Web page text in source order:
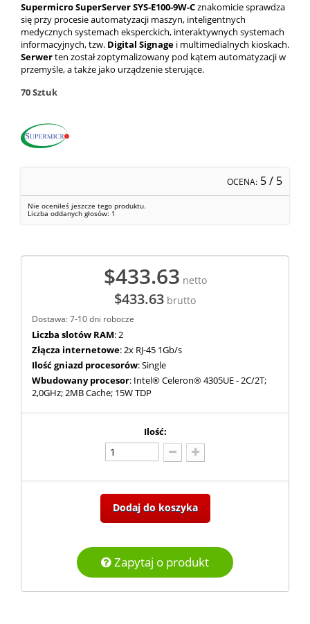
Supermicro SuperServer SYS-E100-9W-Cznakomiciesprawdza
się przy procesie automatyzacji maszyn, inteligentnych
medycznych systemach eksperckich, interaktywnych systemach
informacyjnych, tzw. Digital Signage i multimedialnych kioskach.
Serwerten został zoptymalizowany pod kątem automatyzacji w
przemyśle, a także jako urządzenie sterujące.
70Sztuk
OCENA: 5/ 5
Nie oceniłeś jeszcze tego produktu.
Liczba oddanych głosów: 1
$433.63 netto
$433.63 brutto
Dostawa: 7-10 dni robocze
Liczba slotów RAM: 2
Złącza internetowe: 2x RJ-45 1Gb/s
Ilość gniazd procesorów: Single
Wbudowany procesor: Intel® Celeron® 4305UE - 2C/2T;
2,0GHz; 2MB Cache; 15W TDP
Ilość:
Dodaj do koszyka
Zapytaj o produkt